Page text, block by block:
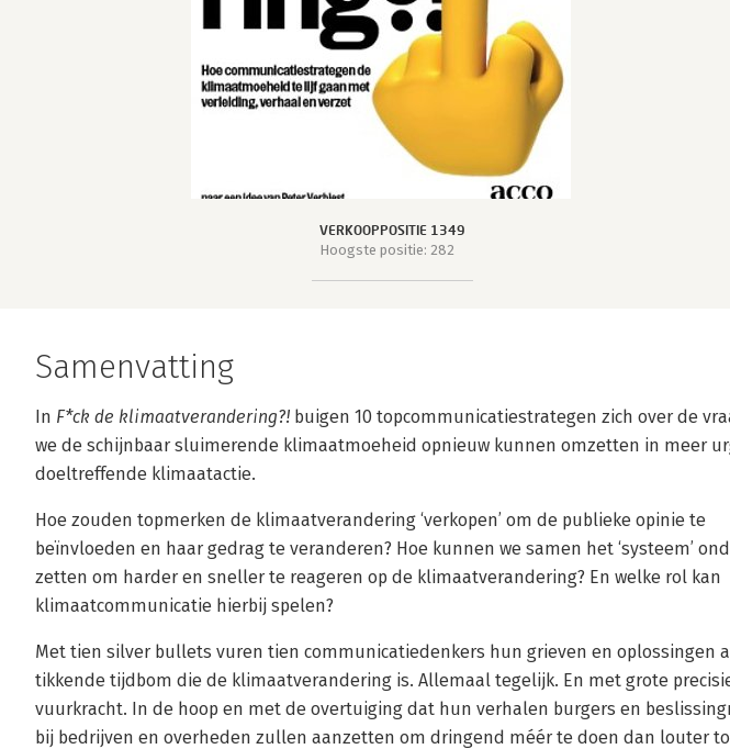
VERKOOPPOSITIE 1349
Hoogste positie: 282
Samenvatting
In F*ck de klimaatverandering?! buigen 10 topcommunicatiestrategen zich over de
we de schijnbaar sluimerende klimaatmoeheid opnieuw kunnen omzetten in meer
doeltreffende klimaatactie.
Hoe zouden topmerken de klimaatverandering ‘verkopen’ om de publieke opinie te
beïnvloeden en haar gedrag te veranderen? Hoe kunnen we samen het ‘systeem’
zetten om harder en sneller te reageren op de klimaatverandering? En welke rol kan
klimaatcommunicatie hierbij spelen?
Met tien silver bullets vuren tien communicatiedenkers hun grieven en oplossingen
tikkende tijdbom die de klimaatverandering is. Allemaal tegelijk. En met grote
vuurkracht. In de hoop en met de overtuiging dat hun verhalen burgers en
bij bedrijven en overheden zullen aanzetten om dringend méér te doen dan louter